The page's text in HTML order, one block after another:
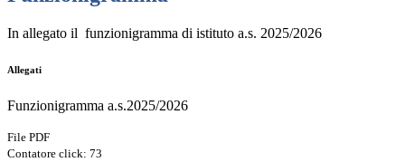
In allegato il funzionigramma di istituto a.s. 2025/2026
Allegati
Funzionigramma a.s.2025/2026
File PDF
Contatore click: 73